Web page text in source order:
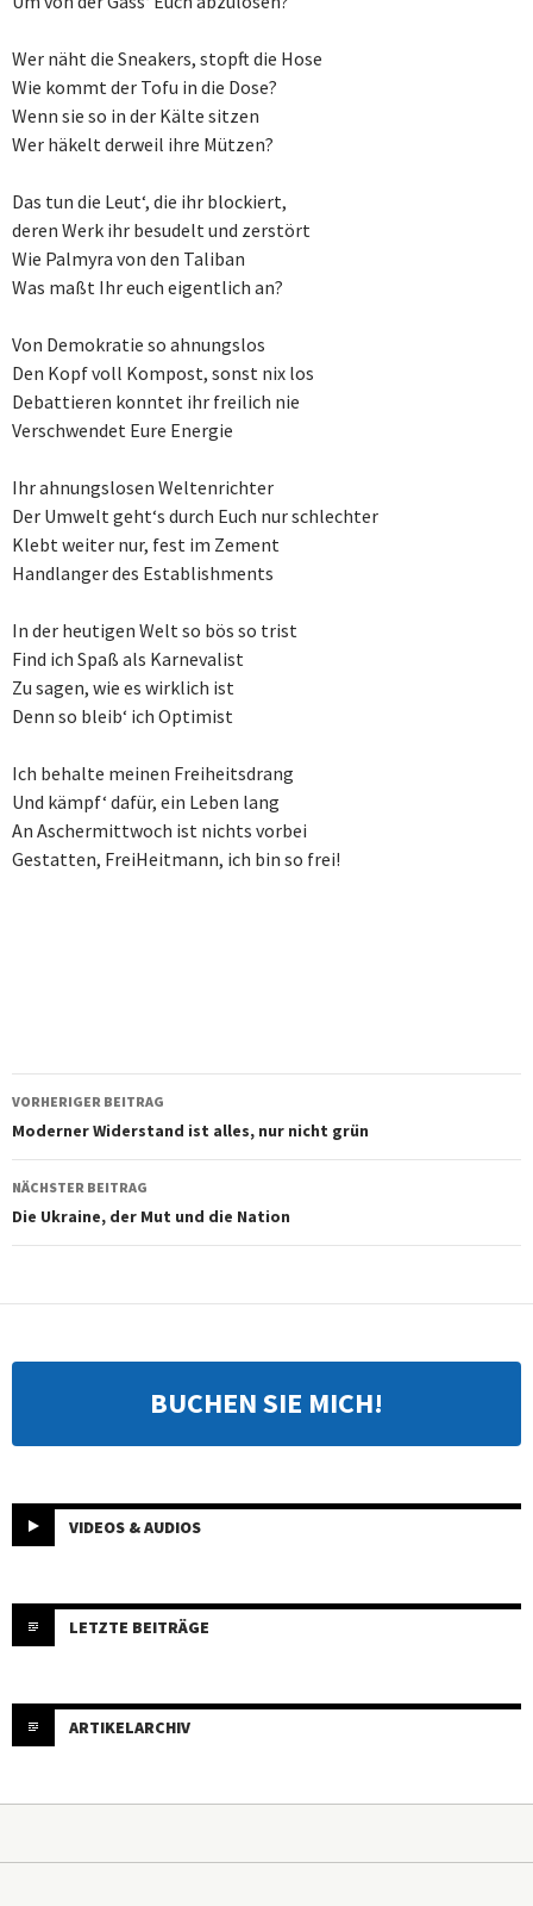
Wer näht die Sneakers, stopft die Hose
Wie kommt der Tofu in die Dose?
Wenn sie so in der Kälte sitzen
Wer häkelt derweil ihre Mützen?
Das tun die Leut‘, die ihr blockiert,
deren Werk ihr besudelt und zerstört
Wie Palmyra von den Taliban
Was maßt Ihr euch eigentlich an?
Von Demokratie so ahnungslos
Den Kopf voll Kompost, sonst nix los
Debattieren konntet ihr freilich nie
Verschwendet Eure Energie
Ihr ahnungslosen Weltenrichter
Der Umwelt geht‘s durch Euch nur schlechter
Klebt weiter nur, fest im Zement
Handlanger des Establishments
In der heutigen Welt so bös so trist
Find ich Spaß als Karnevalist
Zu sagen, wie es wirklich ist
Denn so bleib‘ ich Optimist
Ich behalte meinen Freiheitsdrang
Und kämpf‘ dafür, ein Leben lang
An Aschermittwoch ist nichts vorbei
Gestatten, FreiHeitmann, ich bin so frei!
Beitragsnavigation
VORHERIGER BEITRAG
Moderner Widerstand ist alles, nur nicht grün
NÄCHSTER BEITRAG
Die Ukraine, der Mut und die Nation
BUCHEN SIE MICH!
VIDEOS & AUDIOS
LETZTE BEITRÄGE
ARTIKELARCHIV